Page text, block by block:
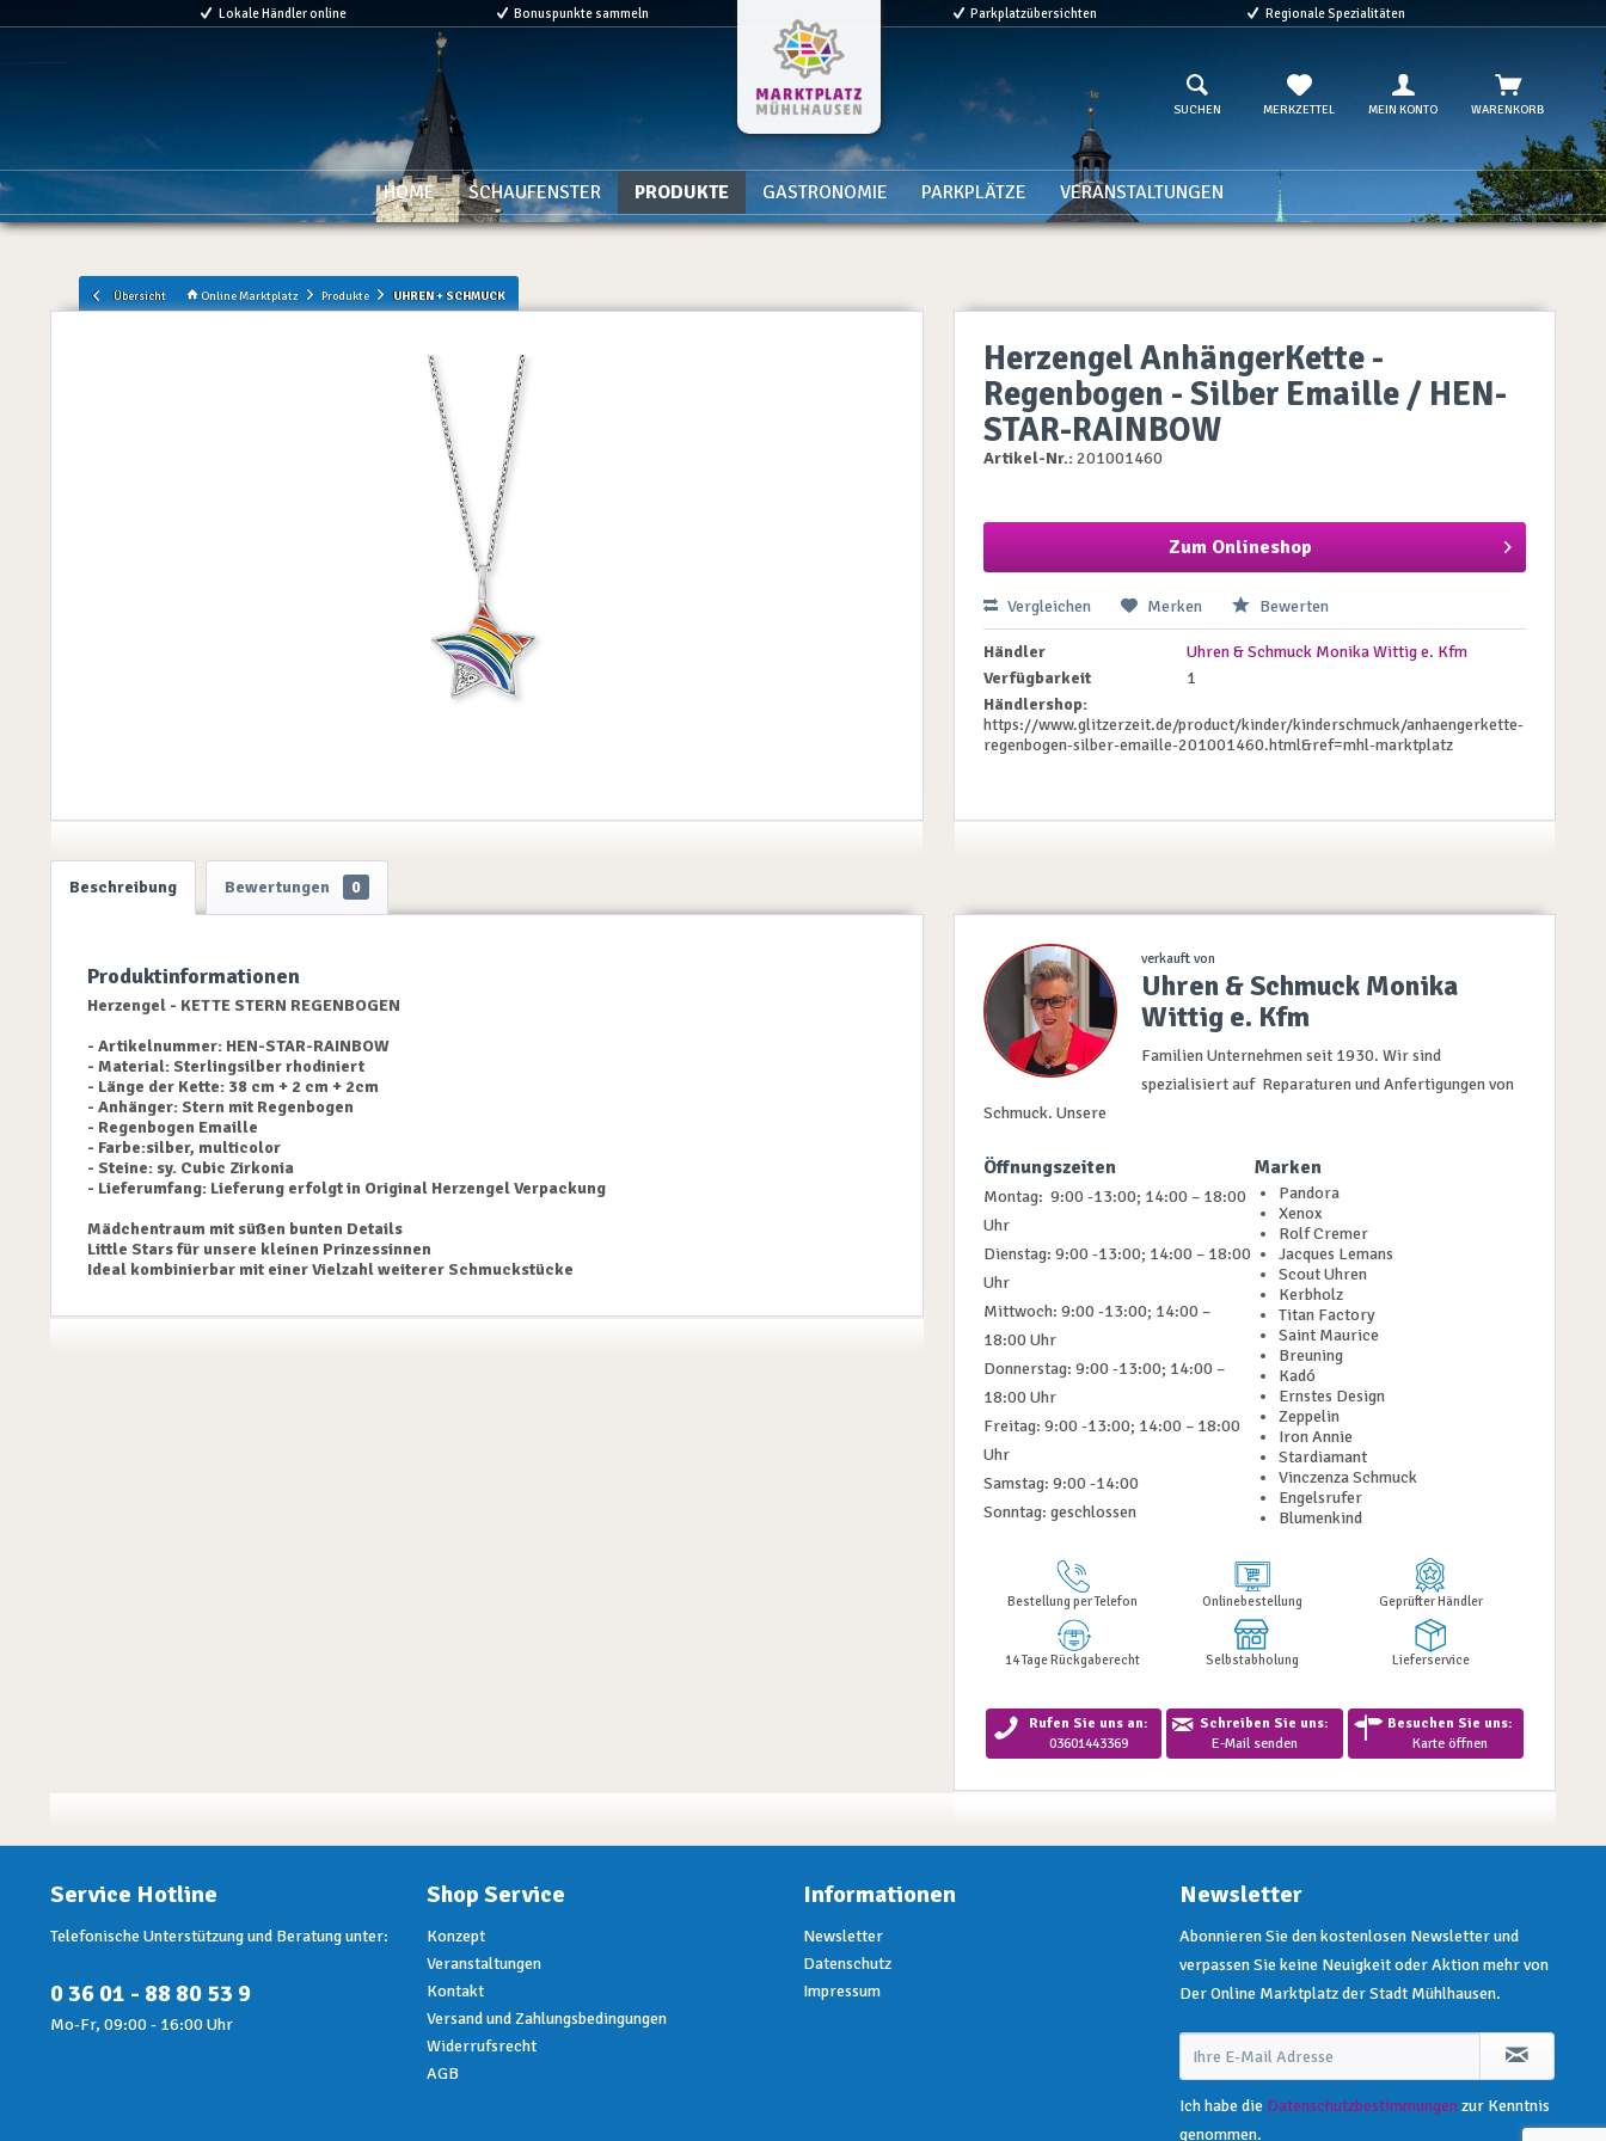
Lokale Händler online Bonuspunkte sammeln Parkplatzübersichten Regionale Spezialitäten
SUCHEN MERKZETTEL MEIN KONTO WARENKORB
HOME SCHAUFENSTER PRODUKTE GASTRONOMIE PARKPLÄTZE VERANSTALTUNGEN
Übersicht Online Marktplatz Produkte UHREN + SCHMUCK
Herzengel AnhängerKette -
Regenbogen - Silber Emaille / HEN-
STAR-RAINBOW
Artikel-Nr.:201001460
Zum Onlineshop
Vergleichen Merken Bewerten
Händler
Uhren & Schmuck Monika Wittig e. Kfm
Verfügbarkeit
1
Händlershop:
https://www.glitzerzeit.de/product/kinder/kinderschmuck/anhaengerkette-
regenbogen-silber-emaille-201001460.html&ref=mhl-marktplatz
Beschreibung Bewertungen 0
Produktinformationen
Herzengel - KETTE STERN REGENBOGEN
- Artikelnummer: HEN-STAR-RAINBOW
- Material: Sterlingsilber rhodiniert
- Länge der Kette: 38 cm + 2 cm + 2cm
- Anhänger: Stern mit Regenbogen
- Regenbogen Emaille
- Farbe:silber, multicolor
- Steine: sy. Cubic Zirkonia
- Lieferumfang: Lieferung erfolgt in Original Herzengel Verpackung
Mädchentraum mit süßen bunten Details
Little Stars für unsere kleinen Prinzessinnen
Ideal kombinierbar mit einer Vielzahl weiterer Schmuckstücke
verkauft von
Uhren & Schmuck Monika
Wittig e. Kfm
Familien Unternehmen seit 1930. Wir sind
spezialisiert auf Reparaturen und Anfertigungen von
Schmuck. Unsere
Öffnungszeiten
Montag: 9:00 -13:00; 14:00 – 18:00
Uhr
Dienstag: 9:00 -13:00; 14:00 – 18:00
Uhr
Mittwoch: 9:00 -13:00; 14:00 –
18:00 Uhr
Donnerstag: 9:00 -13:00; 14:00 –
18:00 Uhr
Freitag: 9:00 -13:00; 14:00 – 18:00
Uhr
Samstag: 9:00 -14:00
Sonntag: geschlossen
Marken
Pandora
Xenox
Rolf Cremer
Jacques Lemans
Scout Uhren
Kerbholz
Titan Factory
Saint Maurice
Breuning
Kadó
Ernstes Design
Zeppelin
Iron Annie
Stardiamant
Vinczenza Schmuck
Engelsrufer
Blumenkind
Bestellung per Telefon Onlinebestellung Geprüfter Händler
14 Tage Rückgaberecht Selbstabholung Lieferservice
Rufen Sie uns an:
03601443369
Schreiben Sie uns:
E-Mail senden
Besuchen Sie uns:
Karte öffnen
Service Hotline
Telefonische Unterstützung und Beratung unter:
0 36 01 - 88 80 53 9
Mo-Fr, 09:00 - 16:00 Uhr
Shop Service
Konzept
Veranstaltungen
Kontakt
Versand und Zahlungsbedingungen
Widerrufsrecht
AGB
Informationen
Newsletter
Datenschutz
Impressum
Newsletter
Abonnieren Sie den kostenlosen Newsletter und
verpassen Sie keine Neuigkeit oder Aktion mehr von
Der Online Marktplatz der Stadt Mühlhausen.
Ich habe die Datenschutzbestimmungenzur Kenntnis
genommen.